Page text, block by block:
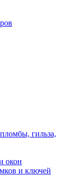
гильза,
окон
и ключей